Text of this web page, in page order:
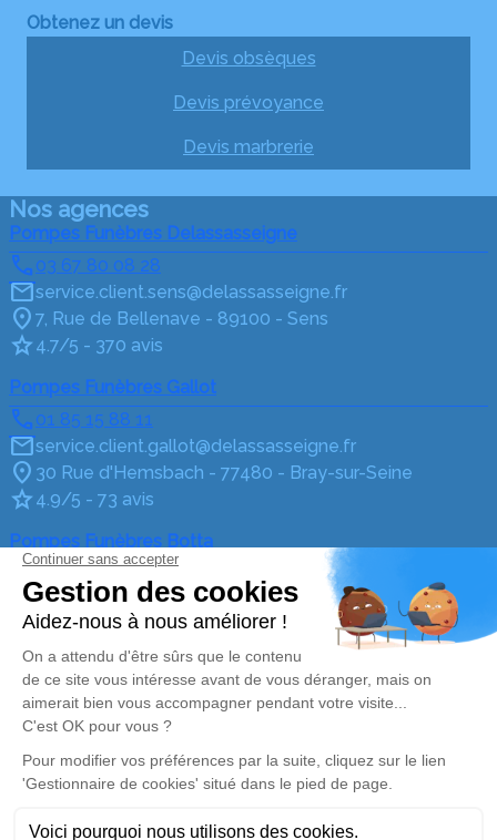
Obtenez un devis
Devis obsèques
Devis prévoyance
Devis marbrerie
Nos agences
Pompes Funèbres Delassasseigne
03 67 80 08 28
service.client.sens@delassasseigne.fr
7, Rue de Bellenave - 89100 - Sens
4.7/5 - 370 avis
Pompes Funèbres Gallot
01 85 15 88 11
service.client.gallot@delassasseigne.fr
30 Rue d'Hemsbach - 77480 - Bray-sur-Seine
4.9/5 - 73 avis
Pompes Funèbres Botta
03 67 72 65 05
service.client.botta@delassasseigne.fr
23, rue du Faubourg St Nicolas - 89500 - Villeneuve-
sur-Yonne
4.9/5 - 209 avis
Pompes Funèbres Delassasseigne
service.client.pont@delassasseigne.fr
Route de Paris - 89140 - Pont-sur-Yonne
4.7/5 - 123 avis